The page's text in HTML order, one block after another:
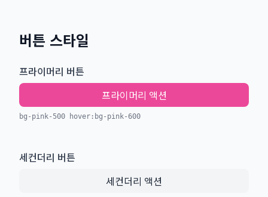
버튼 스타일
프라이머리 버튼
프라이머리 액션
bg-pink-500 hover:bg-pink-600
세컨더리 버튼
세컨더리 액션